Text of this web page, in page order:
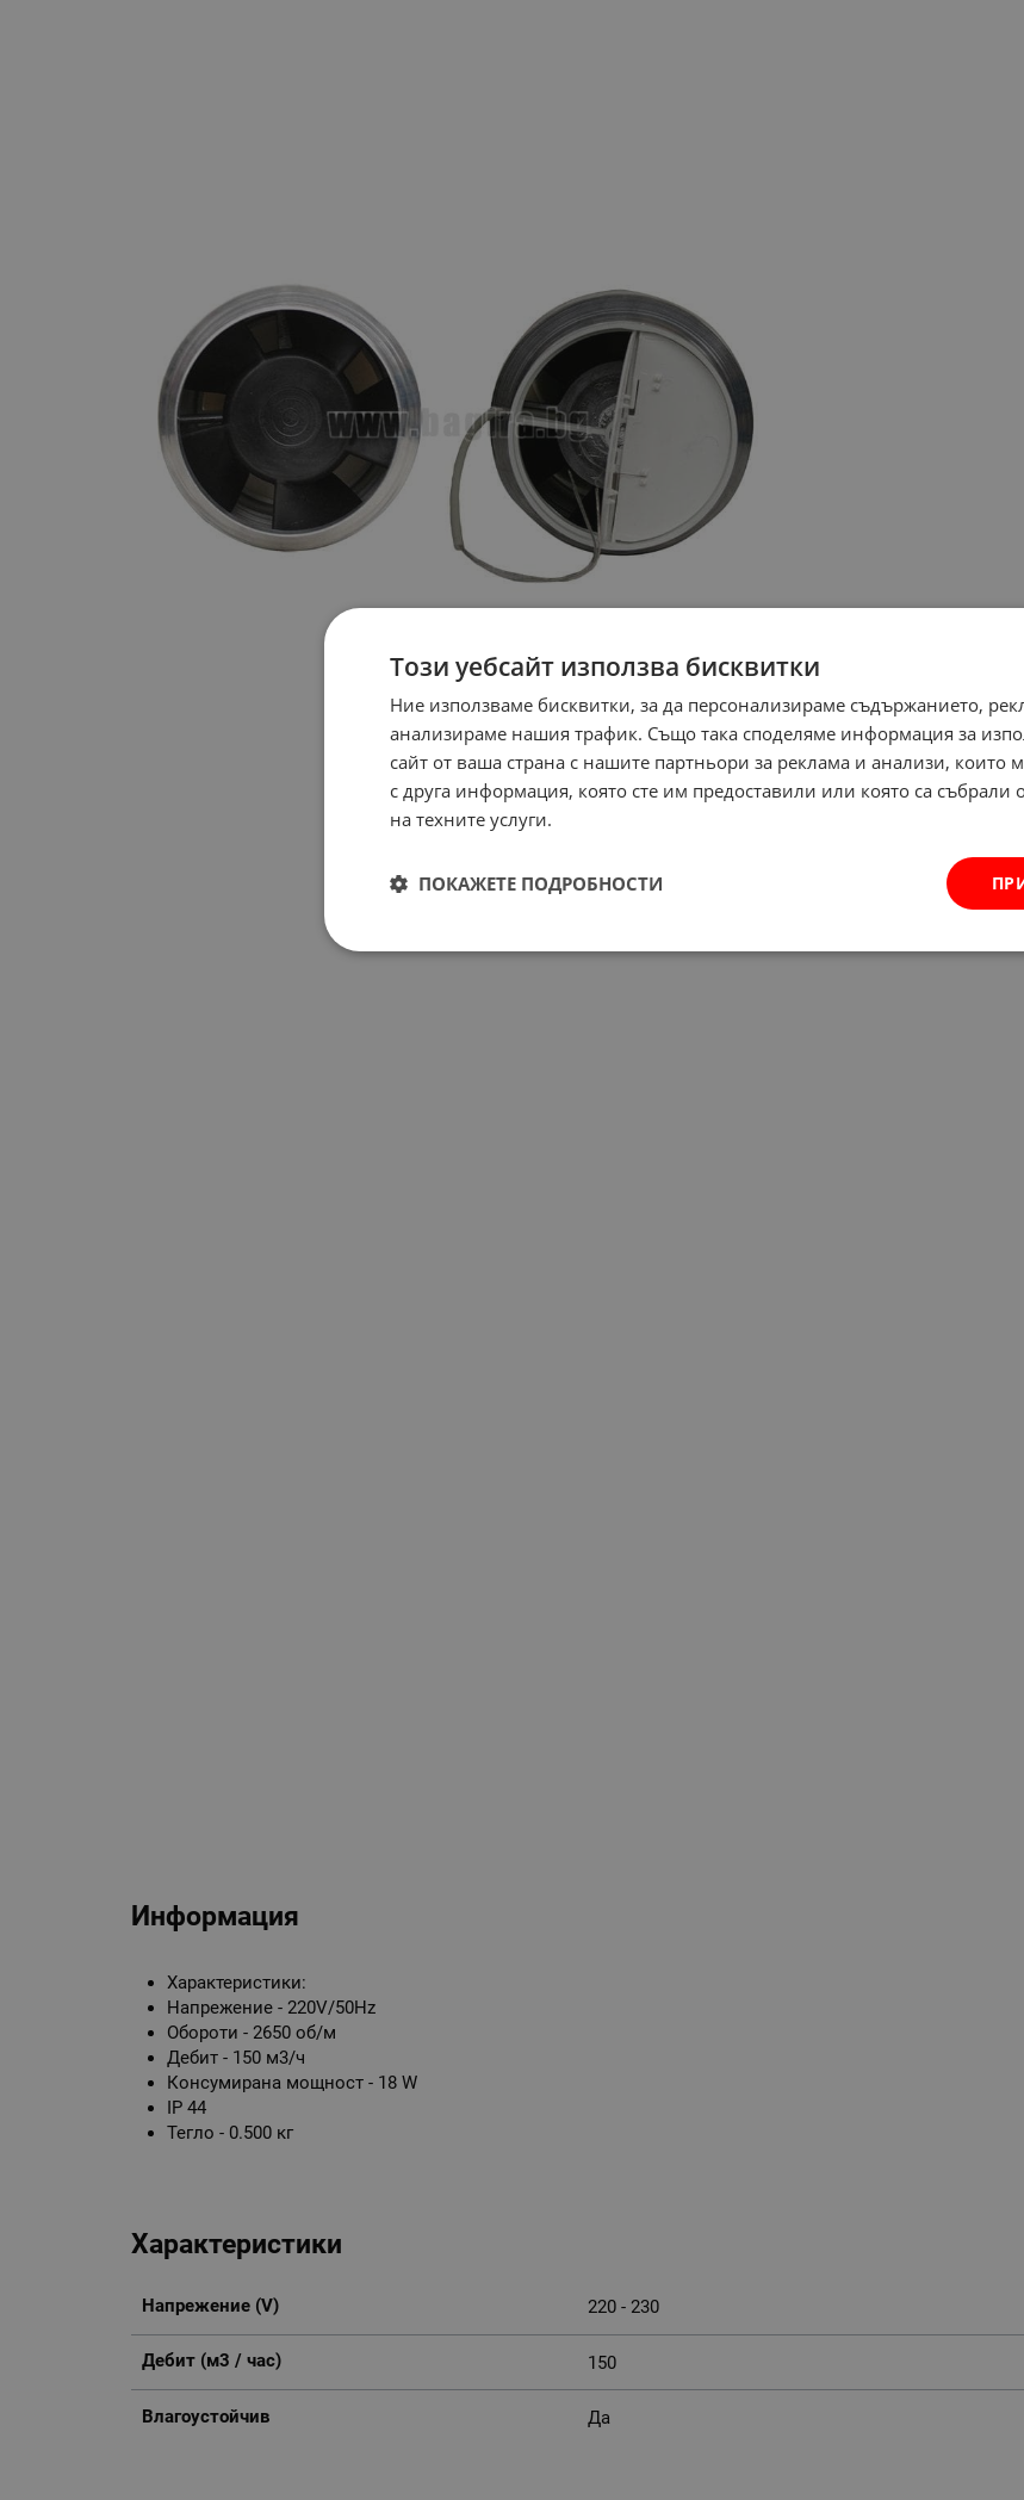
Информация
Характеристики:
Напрежение - 220V/50Hz
Обороти - 2650 об/м
Дебит - 150 м3/ч
Консумирана мощност - 18 W
IP 44
Тегло - 0.500 кг
Характеристики
Напрежение (V) 220 - 230
Дебит (м3 / час) 150
Влагоустойчив Да
Този уебсайт използва бисквитки
Ние използваме бисквитки, за да персонализираме съдържанието,
анализираме нашия трафик. Също така споделяме информация за
сайт от ваша страна с нашите партньори за реклама и анализи, които
с друга информация, която сте им предоставили или която са събрали
на техните услуги.
ПОКАЖЕТЕ ПОДРОБНОСТИ